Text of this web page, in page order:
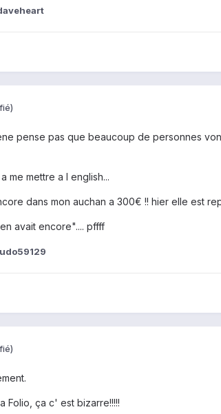
pense pas que beaucoup de personnes
me mettre a l english...
dans mon auchan a 300€ !! hier elle est
avait encore".... pffff
Folio, ça c' est bizarre!!!!!